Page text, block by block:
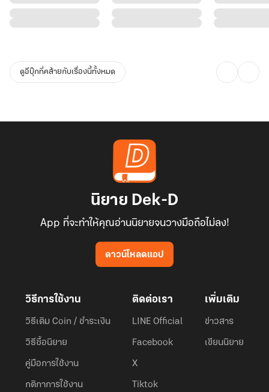
ดูอีบุ๊กที่คล้ายกับเรื่องนี้ทั้งหมด
นิยาย Dek-D
App ที่จะทำให้คุณอ่านนิยายจนวางมือถือไม่ลง!
ดาวน์โหลดแอป
วิธีการใช้งาน
วิธีเติม Coin / ชำระเงิน
วิธีซื้อนิยาย
คู่มือการใช้งาน
กติกาการใช้งาน
ติดต่อเรา
LINE Official
Facebook
X
Tiktok
เพิ่มเติม
ข่าวสาร
เขียนนิยาย